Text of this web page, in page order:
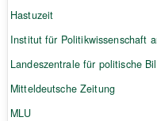
Hastuzeit
Institut für Politikwissenschaft
Landeszentrale für politische
Mitteldeutsche Zeitung
MLU